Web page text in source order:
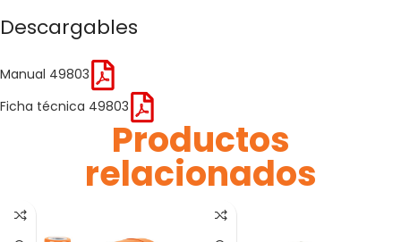
Descargables
Manual 49803
Ficha técnica 49803
Productos
relacionados